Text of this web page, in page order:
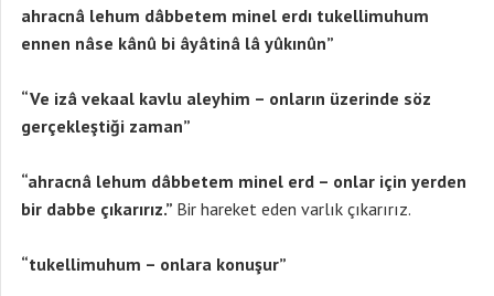
ahracnâ lehum dâbbetem minel erdı tukellimuhum
ennen nâse kânû bi âyâtinâ lâ yûkınûn”
“Ve izâ vekaal kavlu aleyhim – onların üzerinde söz
gerçekleştiği zaman”
“ahracnâ lehum dâbbetem minel erd – onlar için yerden
bir dabbe çıkarırız.” Bir hareket eden varlık çıkarırız.
“tukellimuhum – onlara konuşur”